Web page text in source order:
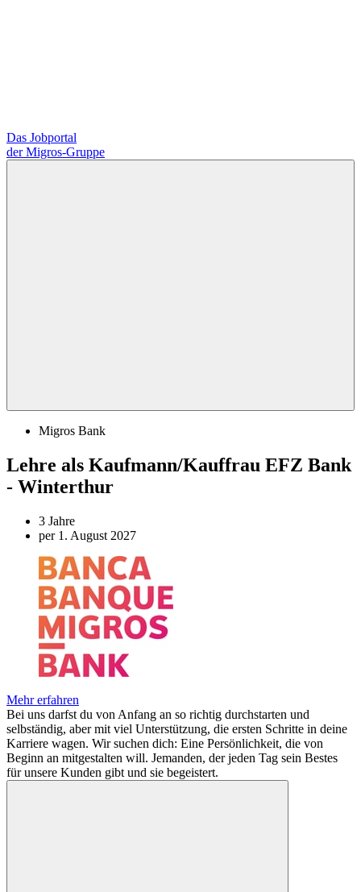
Das Jobportal
der Migros-Gruppe
Migros Bank
Lehre als Kaufmann/Kauffrau EFZ Bank
- Winterthur
3 Jahre
per 1. August 2027
Mehr erfahren
Bei uns darfst du von Anfang an so richtig durchstarten und
selbständig, aber mit viel Unterstützung, die ersten Schritte in deine
Karriere wagen. Wir suchen dich: Eine Persönlichkeit, die von
Beginn an mitgestalten will. Jemanden, der jeden Tag sein Bestes
für unsere Kunden gibt und sie begeistert.